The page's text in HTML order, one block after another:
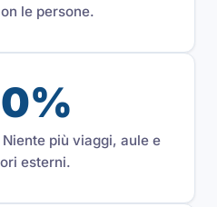
le persone.
più viaggi, aule e
esterni.